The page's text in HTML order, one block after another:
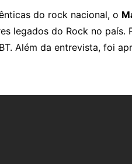
do rock nacional, o
legados do Rock no
Além da entrevista, foi